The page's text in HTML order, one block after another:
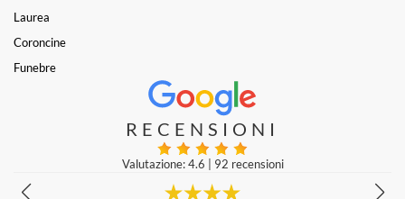
Laurea
Coroncine
Funebre
RECENSIONI
Valutazione: 4.6 92 recensioni